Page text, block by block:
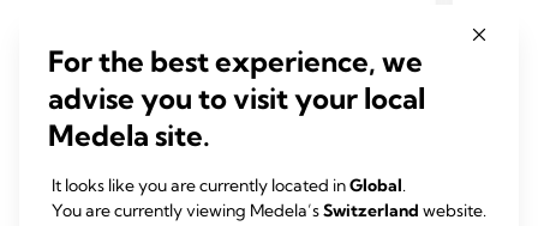
Postoperative day 1 discharge fol
lowing subxiphoid thoracoscopic
anatomical lung resection
Karel Pfeuty, Dorian Rojas, Jules Iquille, Bernard
Lenot
Zero-
For the best experience, we
advise you to visit your local
Medela site.
It looks like you are currently located inGlobal.
You are currently viewing Medela’sSwitzerland website.